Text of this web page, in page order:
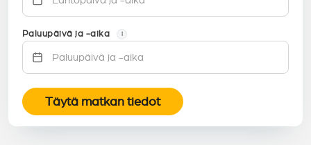
Paluupäivä ja -aika i
Täytä matkan tiedot